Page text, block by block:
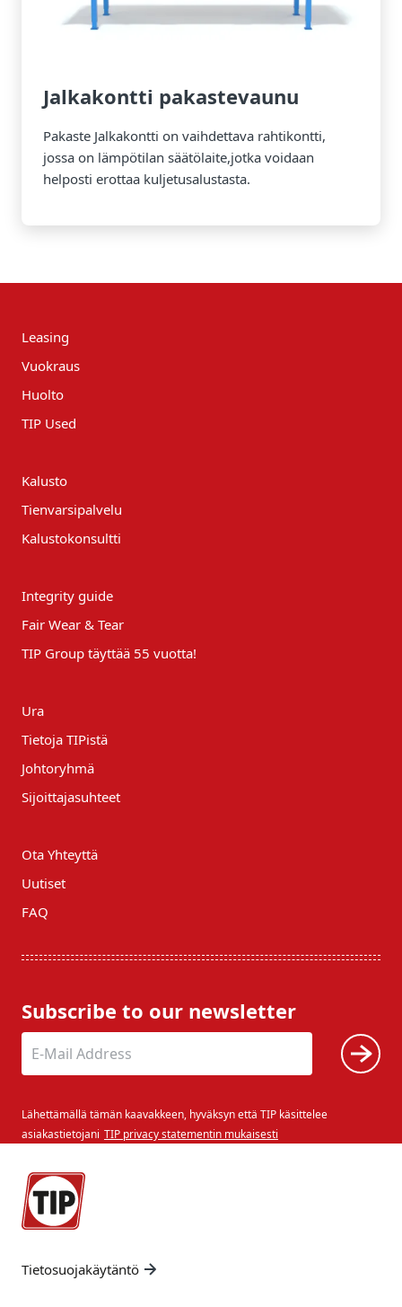
Jalkakontti pakastevaunu
Pakaste Jalkakontti on vaihdettava rahtikontti,
jossa on lämpötilan säätölaite,jotka voidaan
helposti erottaa kuljetusalustasta.
Leasing
Vuokraus
Huolto
TIP Used
Kalusto
Tienvarsipalvelu
Kalustokonsultti
Integrity guide
Fair Wear & Tear
TIP Group täyttää 55 vuotta!
Ura
Tietoja TIPistä
Johtoryhmä
Sijoittajasuhteet
Ota Yhteyttä
Uutiset
FAQ
Subscribe to our newsletter
Lähettämällä tämän kaavakkeen, hyväksyn että TIP käsittelee
asiakastietojani TIP privacy statementin mukaisesti
Tietosuojakäytäntö